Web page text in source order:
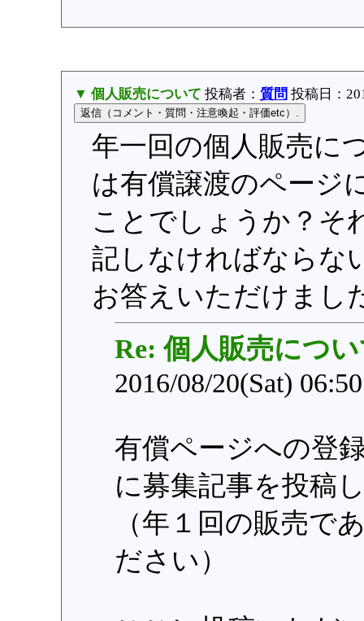
▼ 個人販売について 投稿者： 質問 投稿日：
年一回の個人販売に
は有償譲渡のページ
ことでしょうか？そ
記しなければならな
お答えいただけまし
Re: 個人販売につ
2016/08/20(Sat)
有償ページへの登
に募集記事を投稿
（年１回の販売で
ださい）